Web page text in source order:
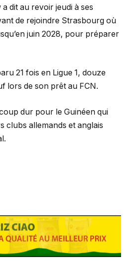
dit au revoir jeudi à ses
de rejoindre Strasbourg où
juin 2028, pour préparer
21 fois en Ligue 1, douze
lors de son prêt au FCN.
dur pour le Guinéen qui
clubs allemands et anglais